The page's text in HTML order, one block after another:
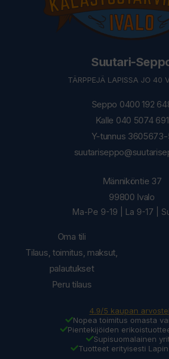
Suutari-
TÄRPPEJÄ LAPISSA JO 40
Seppo 0400 192
Kalle 040 5074 691
Y-tunnus
Oma tili
Tilaus, toimitus, maksut,
palautukset
Peru tilaus
Männiköntie 37
99800 Ivalo
Ma-Pe 9-19 | La 9-17 |
4.9/5 kaupan
Nopea toimitus omasta
Pientekijöiden
Supisuomalainen
Tuotteet erityisesti